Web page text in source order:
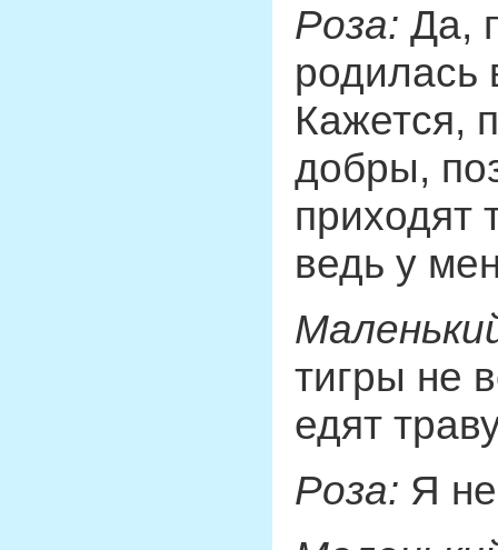
Роза: Да,
родилась
Кажется,
добры,
приходят
ведь у
тигры не
едят
Роза: Я